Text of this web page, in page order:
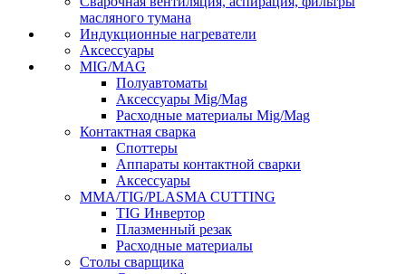
масляного тумана
Индукционные нагреватели
Аксессуары
MIG/MAG
Полуавтоматы
Аксессуары Mig/Mag
Расходные материалы Mig/Mag
Контактная сварка
Споттеры
Аппараты контактной сварки
Аксессуары
MMA/TIG/PLASMA CUTTING
TIG Инвертор
Плазменный резак
Расходные материалы
Столы сварщика